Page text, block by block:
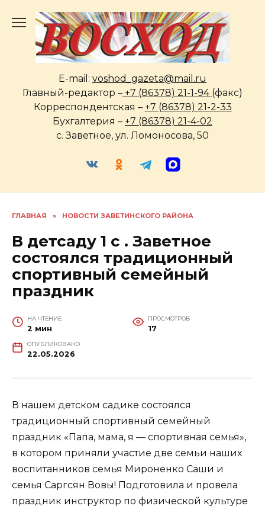
содержанию
E-mail: voshod_gazeta@mail.ru
Главный-редактор – +7 (86378) 21-1-94 (факс)
Корреспондентская – +7 (86378) 21-2-33
Бухгалтерия – +7 (86378) 21-4-02
с. Заветное, ул. Ломоносова, 50
ГЛАВНАЯ » НОВОСТИ ЗАВЕТИНСКОГО РАЙОНА
В детсаду 1 с . Заветное
состоялся традиционный
спортивный семейный
праздник
НА ЧТЕНИЕ
2 мин
ПРОСМОТРОВ
17
ОПУБЛИКОВАНО
22.05.2026
В нашем детском садике состоялся
традиционный спортивный семейный
праздник «Папа, мама, я — спортивная семья»,
в котором приняли участие две семьи наших
воспитанников семья Мироненко Саши и
семья Саргсян Вовы! Подготовила и провела
праздник инструктор по физической культуре